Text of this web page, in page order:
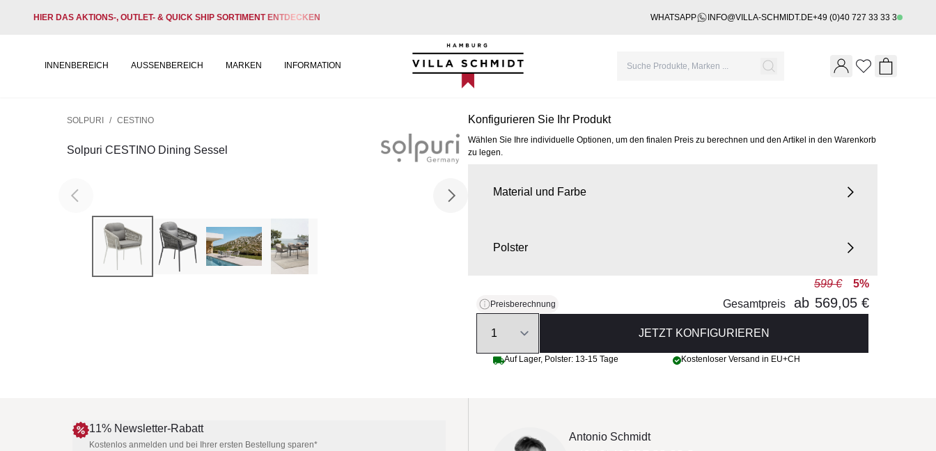
HIER DAS AKTIONS-, OUTLET- & QUICK SHIP SORTIMENT ENTDECKEN WHATSAPP INFO@VILLA-SCHMIDT.DE+49 (0)40 727 33 33 3
INNENBEREICH AUSSENBEREICH MARKEN INFORMATION
Villa Schmidt
Wishlist
SOLPURI / CESTINO
Solpuri CESTINO Dining Sessel
Konfigurieren Sie Ihr Produkt
Wählen Sie Ihre individuelle Optionen, um den finalen Preis zu berechnen und den Artikel in den Warenkorb
zu legen.
Material und Farbe
Polster
Preisberechnung
599 €
5%
Gesamtpreis
ab 569,05 €
JETZT KONFIGURIEREN
Auf Lager, Polster: 13-15 Tage Kostenloser Versand in EU+CH
11% Newsletter-Rabatt
Kostenlos anmelden und bei Ihrer ersten Bestellung sparen*
Antonio Schmidt